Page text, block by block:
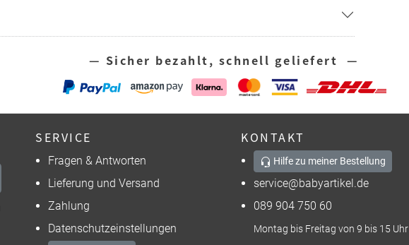
— Sicher bezahlt, schnell geliefert —
SERVICE
Fragen & Antworten
Lieferung und Versand
Zahlung
Datenschutzeinstellungen
KONTAKT
Hilfe zu meiner Bestellung
service@babyartikel.de
089 904 750 60
Montag bis Freitag von 9 bis 15 Uhr